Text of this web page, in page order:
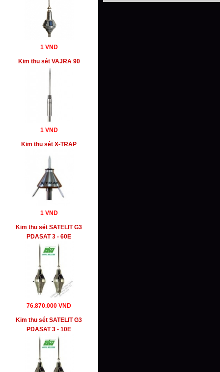
1 VND
Kim thu sét VAJRA 90
1 VND
Kim thu sét X-TRAP
1 VND
Kim thu sét SATELIT G3
PDASAT 3 - 60E
76.870.000 VND
Kim thu sét SATELIT G3
PDASAT 3 - 10E